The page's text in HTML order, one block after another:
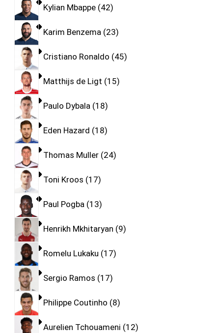
Kylian Mbappe 42
Karim Benzema 23
Cristiano Ronaldo 45
Matthijs de Ligt 15
Paulo Dybala 18
Eden Hazard 18
Thomas Muller 24
Toni Kroos 17
Paul Pogba 13
Henrikh Mkhitaryan 9
Romelu Lukaku 17
Sergio Ramos 17
Philippe Coutinho 8
Aurelien Tchouameni 12